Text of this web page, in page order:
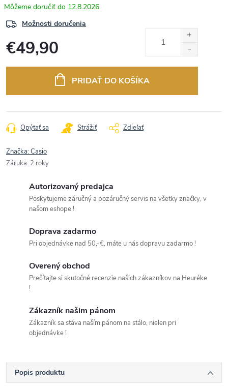
12.8.2026
Možnosti doručenia
€49,90
PRIDAŤ DO KOŠÍKA
Opýtať sa Strážiť Zdieľať
Značka:Casio
Záruka: 2 roky
Autorizovaný predajca
Poskytujeme záručný a pozáručný servis na všetky značky, v
našom eshope !
Doprava zadarmo
Pri objednávke nad 50,-€, máte u nás dopravu zadarmo !
Overený obchod
Prečítajte si skutočné recenzie našich zákazníkov na Heuréke
!
Zákazník našim pánom
Zákazník sa stáva naším pánom na stálo, nielen pri
objednávke !
Popis produktu